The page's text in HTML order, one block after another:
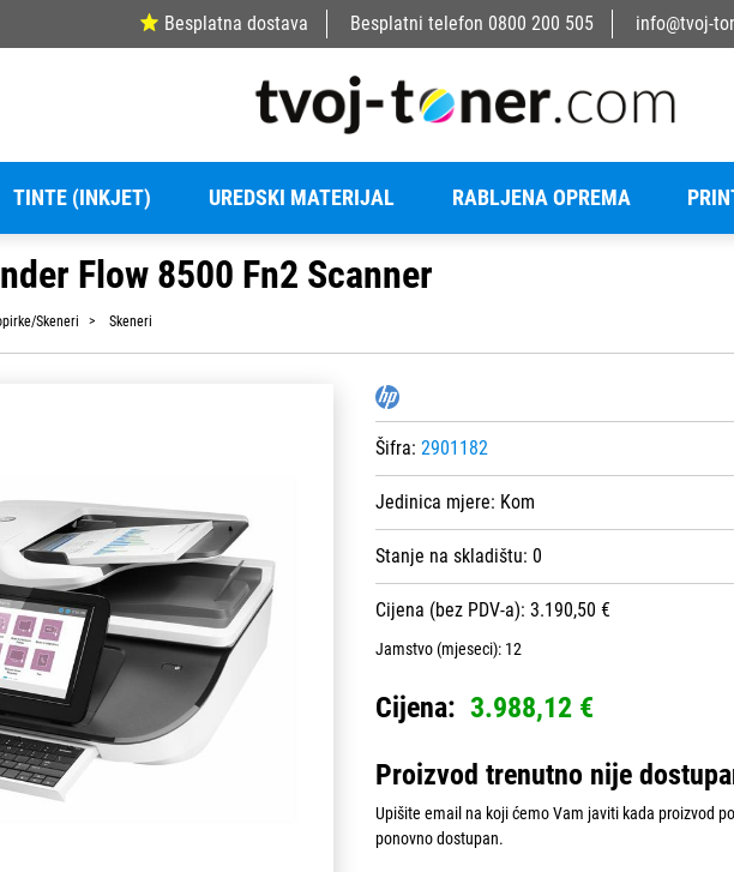
Besplatna dostava Besplatni telefon 0800 200 505 info@tvoj-
TINTE (INKJET) UREDSKI MATERIJAL RABLJENA OPREMA
Flow 8500 Fn2 Scanner
Skeneri Skeneri
Šifra: 2901182
Jedinica mjere: Kom
Stanje na skladištu: 0
Cijena (bez PDV-a): 3.190,50 €
Jamstvo (mjeseci): 12
Cijena: 3.988,12 €
Proizvod trenutno nije
Upišite email na koji ćemo Vam javiti kada proizvod
ponovno dostupan.